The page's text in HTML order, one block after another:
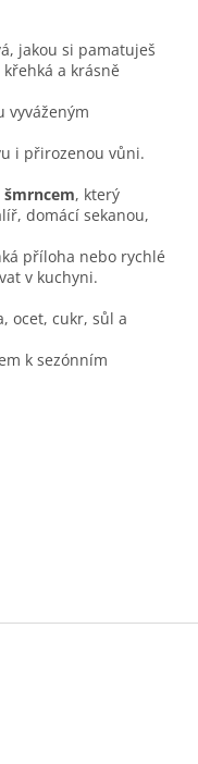
jakou si pamatuješ
a krásně
vyváženým
i přirozenou vůni.
, který
domácí sekanou,
příloha nebo rychlé
v kuchyni.
ocet, cukr, sůl a
k sezónním